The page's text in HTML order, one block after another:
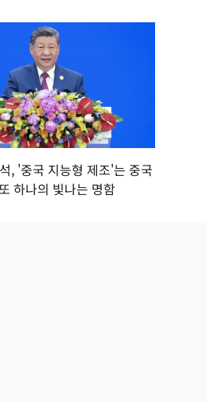
, '중국 지능형 제조'는 중국
하나의 빛나는 명함